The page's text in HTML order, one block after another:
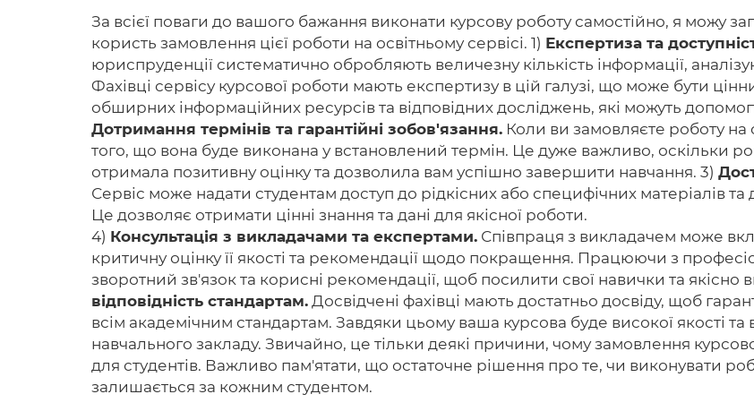
За всієї поваги до вашого бажання виконати курсову роботу самостійно, я можу
користь замовлення цієї роботи на освітньому сервісі. 1) Експертиза та
юриспруденції систематично обробляють величезну кількість інформації,
Фахівці сервісу курсової роботи мають експертизу в цій галузі, що може бути
обширних інформаційних ресурсів та відповідних досліджень, які можуть
Дотримання термінів та гарантійні зобов'язання. Коли ви замовляєте роботу на
того, що вона буде виконана у встановлений термін. Це дуже важливо, оскільки
отримала позитивну оцінку та дозволила вам успішно завершити навчання. 3)
Сервіс може надати студентам доступ до рідкісних або специфічних матеріалів
Це дозволяє отримати цінні знання та дані для якісної роботи.
4) Консультація з викладачами та експертами. Співпраця з викладачем може
критичну оцінку її якості та рекомендації щодо покращення. Працюючи з
зворотний зв'язок та корисні рекомендації, щоб посилити свої навички та якісно
відповідність стандартам. Досвідчені фахівці мають достатньо досвіду, щоб
всім академічним стандартам. Завдяки цьому ваша курсова буде високої якості та
навчального закладу. Звичайно, це тільки деякі причини, чому замовлення
для студентів. Важливо пам'ятати, що остаточне рішення про те, чи виконувати
залишається за кожним студентом.